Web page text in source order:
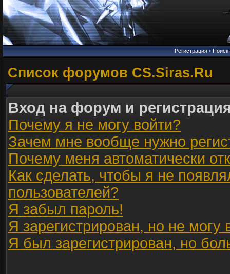
Регистрация• Поиск
Список форумов CS.Siras.Ru
Вход на форум и
Почему я не могу войти?
Зачем мне вообще нужно
Почему меня автоматически
Как сделать, чтобы я не
пользователей?
Я забыл пароль!
Я зарегистрирован, но не могу
Я был зарегистрирован, но